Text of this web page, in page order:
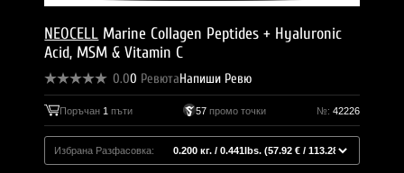
NEOCELL Marine Collagen Peptides + Hyaluronic
Acid, MSM & Vitamin C
0.00 РевютаНапиши Ревю
Поръчан 1 пъти 57промо точки №: 42226
Избрана Разфасовка: